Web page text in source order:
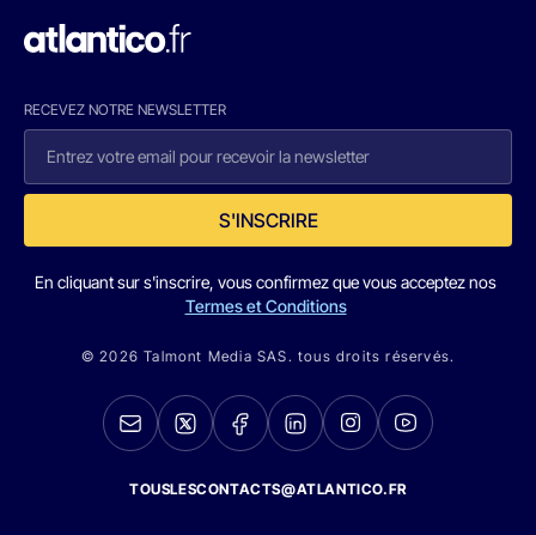
RECEVEZ NOTRE NEWSLETTER
S'INSCRIRE
En cliquant sur s'inscrire, vous confirmez que vous acceptez nos
Termes et Conditions
© 2026 Talmont Media SAS. tous droits réservés.
TOUSLESCONTACTS@ATLANTICO.FR